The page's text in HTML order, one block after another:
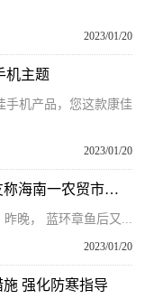
2023/01/20
机主题
手机产品，您这款康佳
2023/01/20
今日播报!蓝环章鱼后又现毒螃蟹？网友称海南一农贸市场卖正直爱洁蟹，别被它的名字迷惑了，最好不吃！
昨晚， 蓝环章鱼后又...
2023/01/20
强化防寒指导